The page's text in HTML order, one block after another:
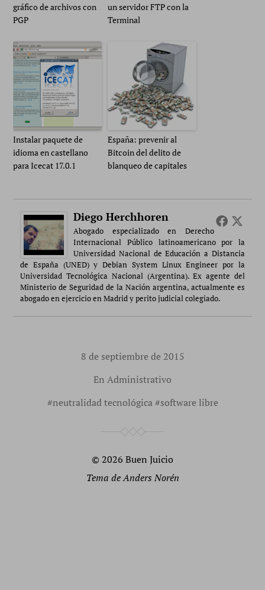
gráfico de archivos con
PGP
un servidor FTP con la
Terminal
Instalar paquete de
idioma en castellano
para Icecat 17.0.1
España: prevenir al
Bitcoin del delito de
blanqueo de capitales
Diego Herchhoren
Abogado especializado en Derecho
Internacional Público latinoamericano por la
Universidad Nacional de Educación a Distancia
de España (UNED) y Debian System Linux Engineer por la
Universidad Tecnológica Nacional (Argentina). Ex agente del
Ministerio de Seguridad de la Nación argentina, actualmente es
abogado en ejercicio en Madrid y perito judicial colegiado.
8 de septiembre de 2015
En Administrativo
#neutralidad tecnológica#software libre
© 2026 Buen Juicio
Tema deAnders Norén